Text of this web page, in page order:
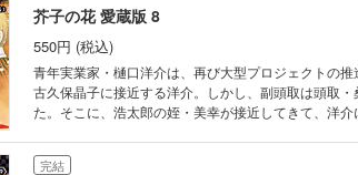
芥子の花 愛蔵版 8
550円 (税込)
青年実業家・樋口洋介は、再び大型プロジェクトの
古久保晶子に接近する洋介。しかし、副頭取は頭取
た。そこに、浩太郎の姪・美幸が接近してきて、洋
完結